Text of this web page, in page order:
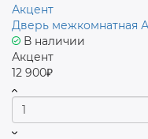
Дверь межкомнатная
В наличии
Акцент
12 900₽